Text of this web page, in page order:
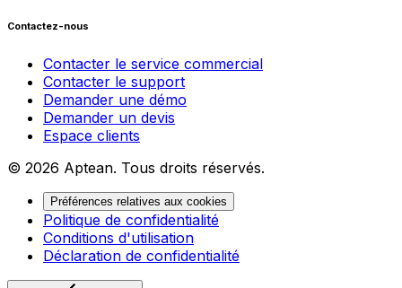
Contactez-nous
Contacter le service commercial
Contacter le support
Demander une démo
Demander un devis
Espace clients
© 2026 Aptean. Tous droits réservés.
Préférences relatives aux cookies
Politique de confidentialité
Conditions d'utilisation
Déclaration de confidentialité